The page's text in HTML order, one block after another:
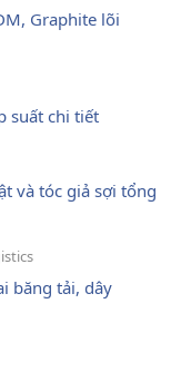
Graphite lõi
suất chi tiết
và tóc giả sợi tổng
băng tải, dây